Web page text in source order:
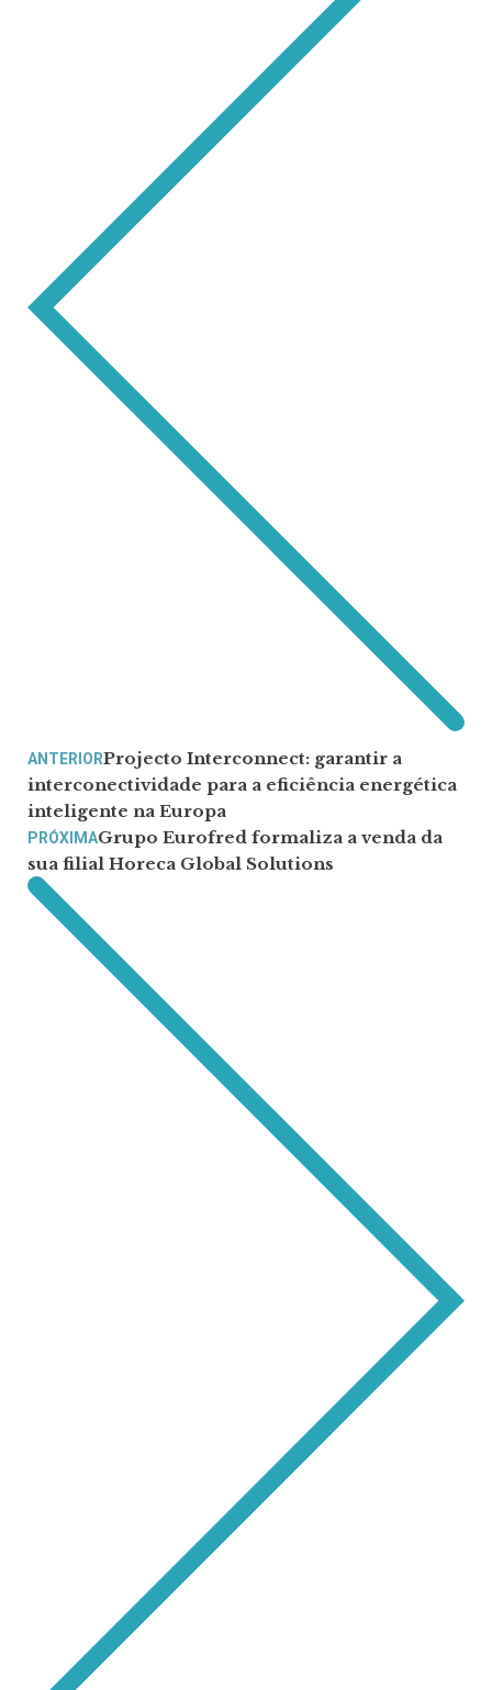
ANTERIORProjecto Interconnect: garantir a
interconectividade para a eficiência energética
inteligente na Europa
PRÓXIMAGrupo Eurofred formaliza a venda da
sua filial Horeca Global Solutions